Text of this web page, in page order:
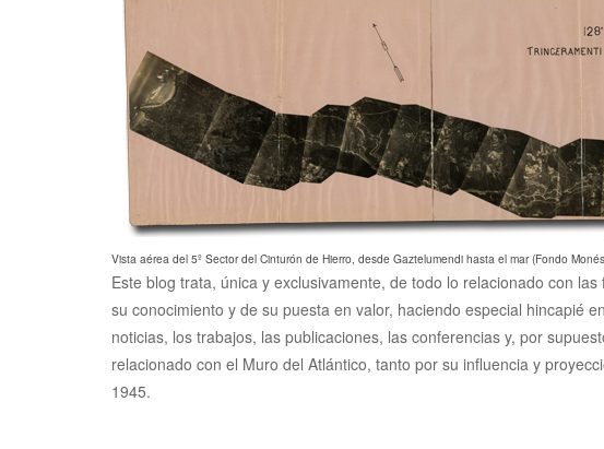
Vista aérea del 5º Sector del Cinturón de Hierro, desde Gaztelumendi hasta el mar (Fondo
Este blog trata, única y exclusivamente, de todo lo relacionado con
su conocimiento y de su puesta en valor, haciendo especial hincapié
noticias, los trabajos, las publicaciones, las conferencias y, por
relacionado con el Muro del Atlántico, tanto por su influencia y
1945.